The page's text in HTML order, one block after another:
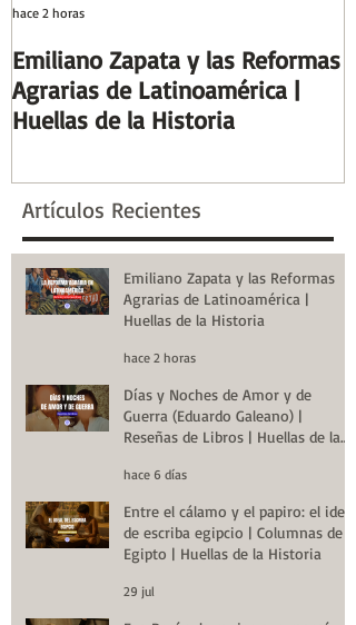
Emiliano Zapata y las Reformas
Agrarias de Latinoamérica |
Huellas de la Historia
hace 2 horas
Artículos Recientes
Emiliano Zapata y las Reformas
Agrarias de Latinoamérica |
Huellas de la Historia
hace 2 horas
Días y Noches de Amor y de
Guerra (Eduardo Galeano) |
Reseñas de Libros | Huellas de la
hace 6 días
Entre el cálamo y el papiro: el ideal
de escriba egipcio | Columnas de
Egipto | Huellas de la Historia
29 jul